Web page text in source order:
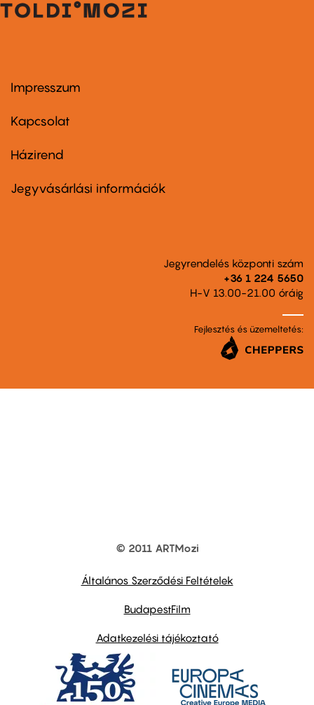
Footer
first
Impresszum
Kapcsolat
Footer
second
Házirend
Jegyvásárlási információk
Jegyrendelés központi szám
+36 1 224 5650
H-V 13.00-21.00 óráig
Fejlesztés és üzemeltetés:
© 2011 ARTMozi
Általános Szerződési Feltételek
BudapestFilm
Adatkezelési tájékoztató